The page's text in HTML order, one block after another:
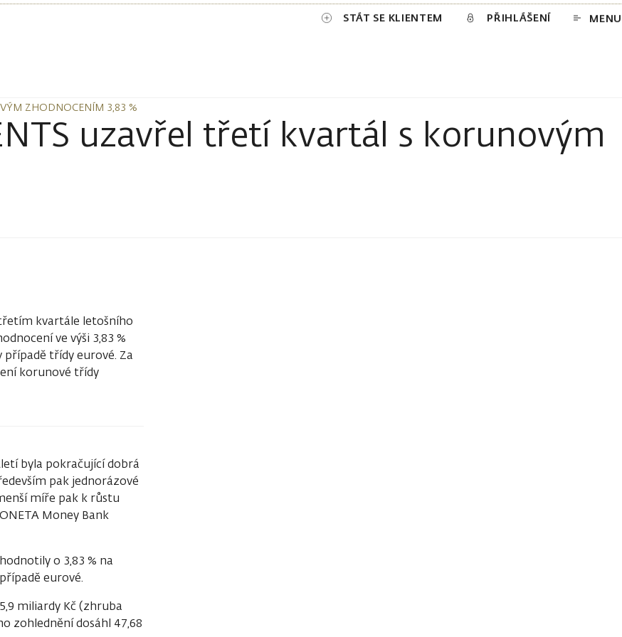
STÁT SE KLIENTEM PŘIHLÁŠENÍ MENU
ZHODNOCENÍM 3,83 %
ZHODNOCENÍM 3,83 %
uzavřel třetí kvartál s korunovým
třetím kvartále letošního
ve výši 3,83 %
případě třídy eurové. Za
korunové třídy
byla pokračující dobrá
pak jednorázové
míře pak k růstu
Money Bank
o 3,83 % na
eurové.
miliardy Kč (zhruba
zohlednění dosáhl 47,68